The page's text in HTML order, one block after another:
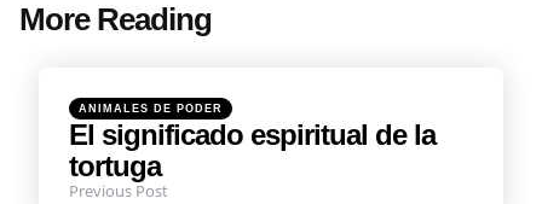
More Reading
Post
Posted
in
ANIMALES DE PODER
El significado espiritual de la
tortuga
Previous Post